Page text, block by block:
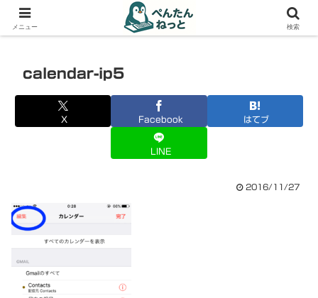
PCやガジェットの備忘録
calendar-ip5
X Facebook はてブ
LINE
2016/11/27
メニュー 検索